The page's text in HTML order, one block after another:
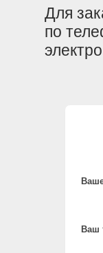
Для
по
Ваш